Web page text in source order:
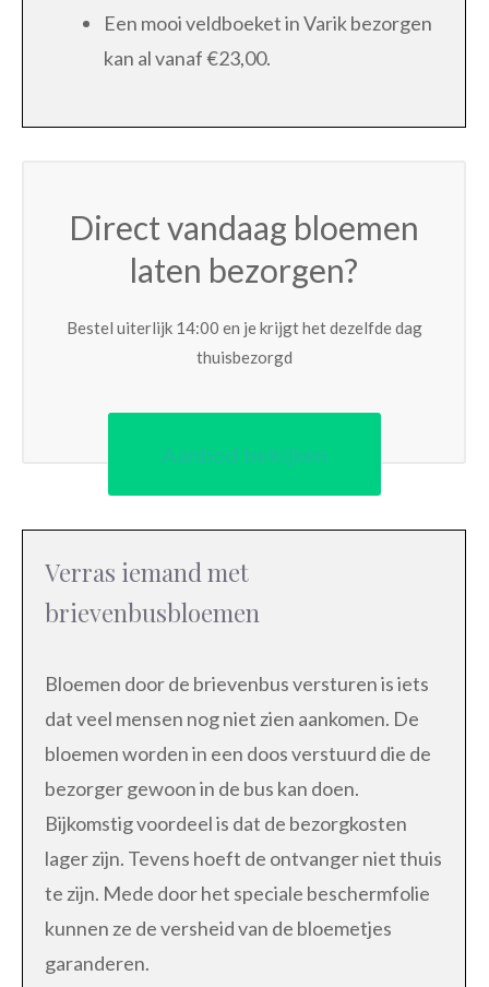
Een mooi veldboeket in Varik bezorgen
kan al vanaf €23,00.
Direct vandaag bloemen
laten bezorgen?
Bestel uiterlijk 14:00 en je krijgt het dezelfde dag
thuisbezorgd
Aanbod bekijken
Verras iemand met
brievenbusbloemen
Bloemen door de brievenbus versturen is iets
dat veel mensen nog niet zien aankomen. De
bloemen worden in een doos verstuurd die de
bezorger gewoon in de bus kan doen.
Bijkomstig voordeel is dat de bezorgkosten
lager zijn. Tevens hoeft de ontvanger niet thuis
te zijn. Mede door het speciale beschermfolie
kunnen ze de versheid van de bloemetjes
garanderen.